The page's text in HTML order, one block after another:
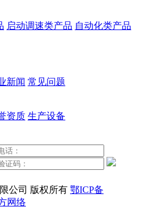
启动调速类产品 自动化类产品
新闻 常见问题
资质 生产设备
公司 版权所有 鄂ICP备
网络